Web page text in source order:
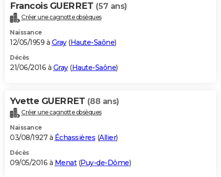
Francois GUERRET (57 ans)
Créer une cagnotte obsèques
Naissance
12/05/1959 à Gray(Haute-Saône)
Décès
21/06/2016 à Gray(Haute-Saône)
Yvette GUERRET (88 ans)
Créer une cagnotte obsèques
Naissance
03/08/1927 à Échassières (Allier)
Décès
09/05/2016 à Menat(Puy-de-Dôme)